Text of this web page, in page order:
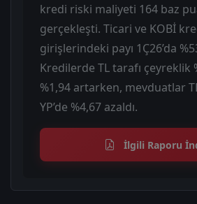
kredi riski maliyeti 164 baz
gerçekleşti. Ticari ve KOBİ
girişlerindeki payı 1Ç26’da
Kredilerde TL tarafı çeyreklik
%1,94 artarken, mevduatlar
YP’de %4,67 azaldı.
İlgili Raporu